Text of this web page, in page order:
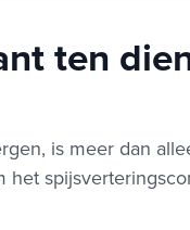
ten
is meer dan